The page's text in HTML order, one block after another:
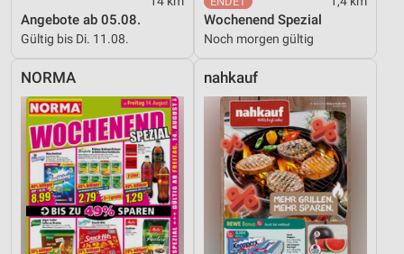
Angebote ab 05.08.
Gültig bis Di. 11.08.
Wochenend Spezial
Noch morgen gültig
NORMA nahkauf